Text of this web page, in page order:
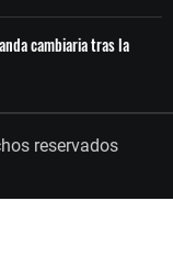
cambiaria tras la
reservados